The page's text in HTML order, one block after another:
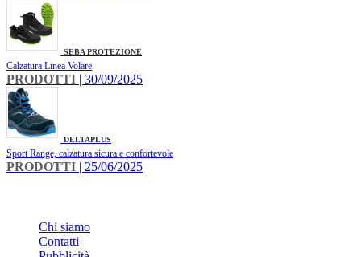
SEBA PROTEZIONE
Calzatura Linea Volare
PRODOTTI | 30/09/2025
DELTAPLUS
Sport Range, calzatura sicura e confortevole
PRODOTTI | 25/06/2025
Chi siamo
Contatti